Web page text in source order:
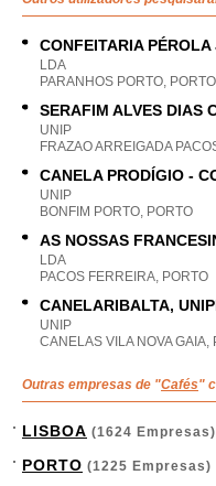
CONFEITARIA
LDA
PARANHOS PORTO, PORTO
SERAFIM ALVES DIAS
UNIP
FRAZAO ARREIGADA
CANELA PRODÍGIO -
UNIP
BONFIM PORTO, PORTO
AS NOSSAS
LDA
PACOS FERREIRA, PORTO
CANELARIBALTA,
UNIP
CANELAS VILA NOVA GAIA,
Outras empresas de "Cafés"
LISBOA (1624 Empresas)
PORTO (1225 Empresas)